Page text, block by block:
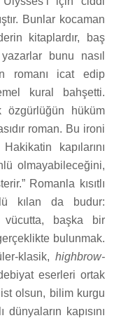
Bunlar kocaman
kitaplardır, baş
bunu nasıl
romanı icat edip
kural bahşetti.
özgürlüğün hüküm
roman. Bu ironi
kapılarını
olmayabileceğini,
Romanla kısıtlı
kılan da budur:
vücutta, başka bir
bulunmak.
klasik, highbrow-
eserleri ortak
olsun, bilim kurgu
kapısını